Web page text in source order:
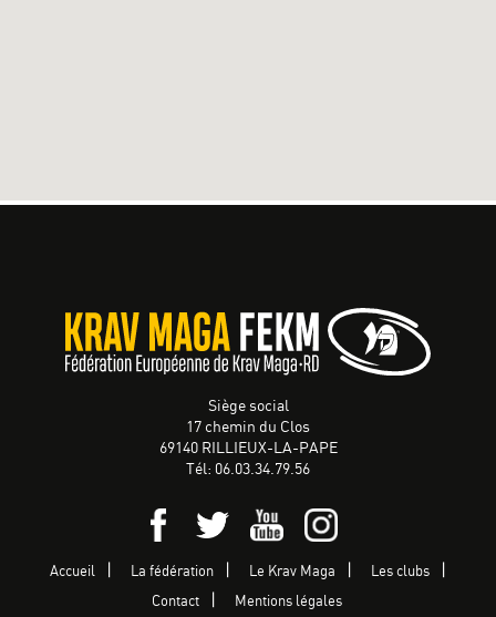
Siège social
17 chemin du Clos
69140 RILLIEUX-LA-PAPE
Tél: 06.03.34.79.56
Accueil La fédération Le Krav Maga Les clubs
Contact Mentions légales